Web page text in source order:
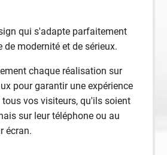
qui s'adapte parfaitement
de modernité et de sérieux.
chaque réalisation sur
pour garantir une expérience
vos visiteurs, qu'ils soient
sur leur téléphone ou au
écran.